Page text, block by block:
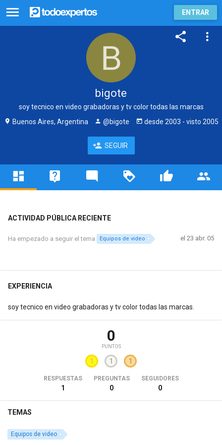
ENTRAR
bigote
soy tecnico en video grabadoras y tv color todas las marcas
Buenos Aires, Argentina
@bigote desde 2003 - visto 2005
SEGUIR
ACTIVIDAD PÚBLICA RECIENTE
Ha empezado a seguir el tema Equipos de video el 23 abr. 05
EXPERIENCIA
soy tecnico en video grabadoras y tv color todas las marcas.
0
PUNTOS
1 1 1
RESPUESTAS
1
PREGUNTAS
0
SEGUIDORES
0
TEMAS
Equipos de video